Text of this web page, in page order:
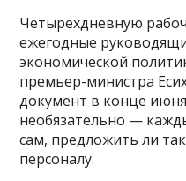
Четырехдневную
ежегодные
экономической
премьер-министра
документ в конце
необязательно —
сам, предложить ли
персоналу.